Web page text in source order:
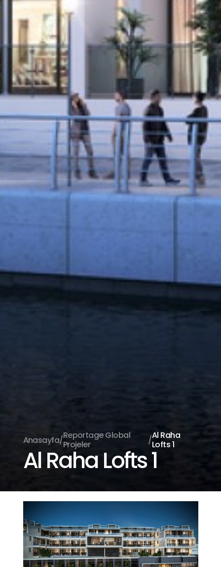
Anasayfa/Reportage Global
Projeler
/Al Raha
Lofts 1
Al Raha Lofts 1
yazabilirsiniz